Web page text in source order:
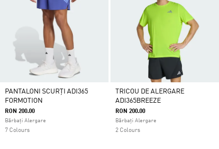
PANTALONI SCURȚI ADI365
FORMOTION
RON 200.00
Bărbați Alergare
7 Colours
TRICOU DE ALERGARE
ADI365BREEZE
RON 200.00
Bărbați Alergare
2 Colours